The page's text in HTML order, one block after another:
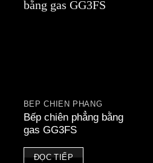
BẾP CHIÊN PHẲNG
Bếp chiên phẳng bằng
gas GG3FS
ĐỌC TIẾP